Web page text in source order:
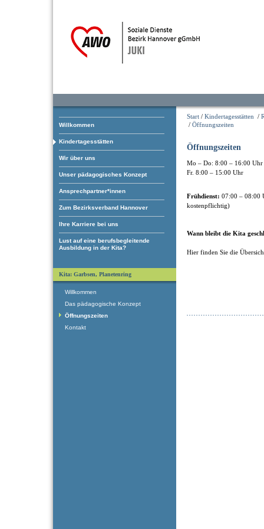
Willkommen
Kindertagesstätten
Wir über uns
Unser pädagogisches Konzept
Ansprechpartner*innen
Zum Bezirksverband Hannover
Ihre Karriere bei uns
Lust auf eine berufsbegleitende
Ausbildung in der Kita?
Start / Kindertagesstätten /
/ Öffnungszeiten
Öffnungszeiten
Mo – Do: 8:00 – 16:00 Uhr
Fr. 8:00 – 15:00 Uhr
Frühdienst: 07:00 – 08:00
kostenpflichtig)
Wann bleibt die Kita
Hier finden Sie die
Kita: Garbsen, Planetenring
Willkommen
Das pädagogische Konzept
Öffnungszeiten
Kontakt